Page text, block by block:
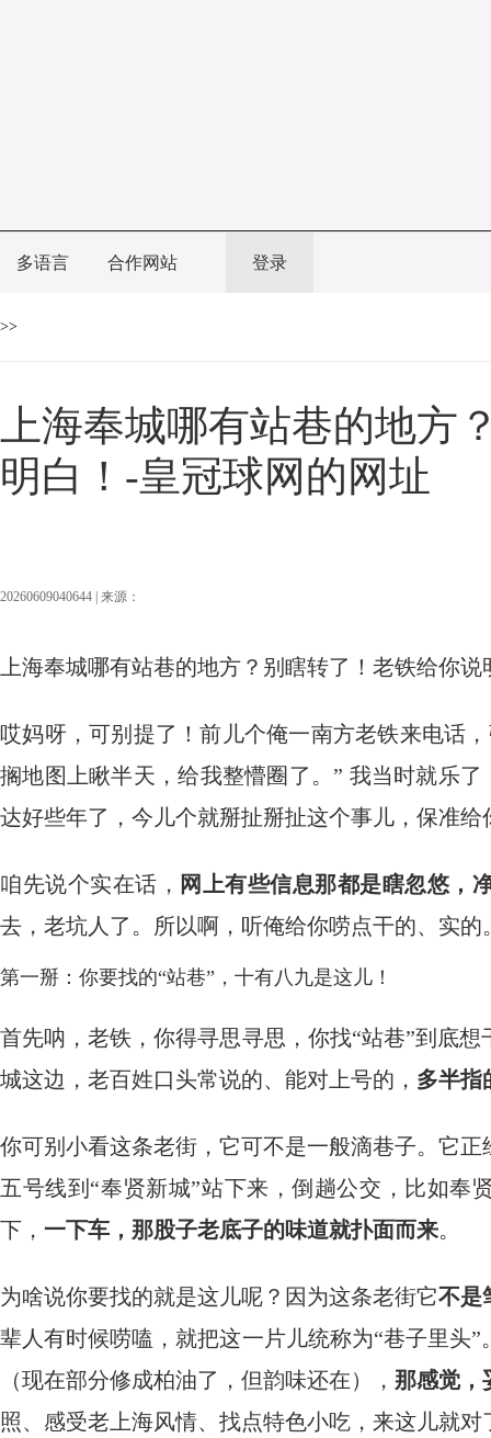
多语言 合作网站 登录
>>
上海奉城哪有站巷的地方
明白！-皇冠球网的网址
20260609040644 | 来源：
上海奉城哪有站巷的地方？别瞎转了！老铁给你说
哎妈呀，可别提了！前儿个俺一南方老铁来电话
搁地图上瞅半天，给我整懵圈了。” 我当时就乐
达好些年了，今儿个就掰扯掰扯这个事儿，保准
咱先说个实在话， 网上有些信息那都是瞎忽悠，
去，老坑人了。所以啊，听俺给你唠点干的、实的
第一掰：你要找的“站巷”，十有八九是这儿！
首先呐，老铁，你得寻思寻思，你找“站巷”到底
城这边，老百姓口头常说的、能对上号的， 多半指
你可别小看这条老街，它可不是一般滴巷子。它正
五号线到“奉贤新城”站下来，倒趟公交，比如奉
下， 一下车，那股子老底子的味道就扑面而来。
为啥说你要找的就是这儿呢？因为这条老街它不是
辈人有时候唠嗑，就把这一片儿统称为“巷子里头
（现在部分修成柏油了，但韵味还在）， 那感觉，
照、感受老上海风情、找点特色小吃，来这儿就对